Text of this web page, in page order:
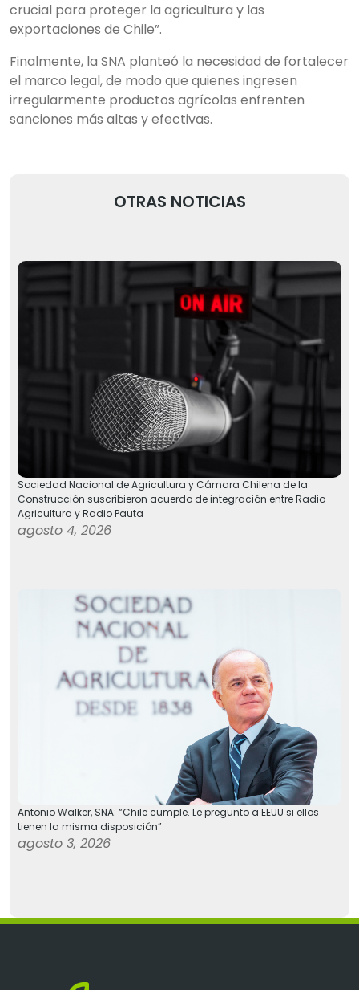
crucial para proteger la agricultura y las
exportaciones de Chile”.
Finalmente, la SNA planteó la necesidad de fortalecer
el marco legal, de modo que quienes ingresen
irregularmente productos agrícolas enfrenten
sanciones más altas y efectivas.
OTRAS NOTICIAS
Sociedad Nacional de Agricultura y Cámara Chilena de la
Construcción suscribieron acuerdo de integración entre Radio
Agricultura y Radio Pauta
agosto 4, 2026
Antonio Walker, SNA: “Chile cumple. Le pregunto a EEUU si ellos
tienen la misma disposición”
agosto 3, 2026